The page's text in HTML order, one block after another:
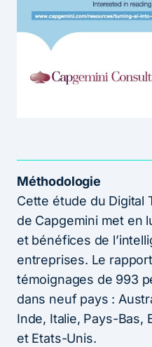
Méthodologie
Cette étude du Digital
de Capgemini met en
et bénéfices de
entreprises. Le
témoignages de 993
dans neuf pays :
Inde, Italie, Pays-Bas,
et Etats-Unis.